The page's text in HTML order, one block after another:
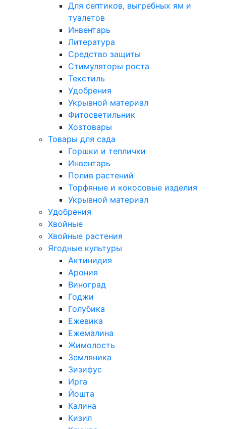
Для септиков, выгребных ям и
туалетов
Инвентарь
Литература
Средство защиты
Стимуляторы роста
Текстиль
Удобрения
Укрывной материал
Фитосветильник
Хозтовары
Товары для сада
Горшки и теплички
Инвентарь
Полив растений
Торфяные и кокосовые изделия
Укрывной материал
Удобрения
Хвойные
Хвойные растения
Ягодные культуры
Актинидия
Арония
Виноград
Годжи
Голубика
Ежевика
Ежемалина
Жимолость
Земляника
Зизифус
Ирга
Йошта
Калина
Кизил